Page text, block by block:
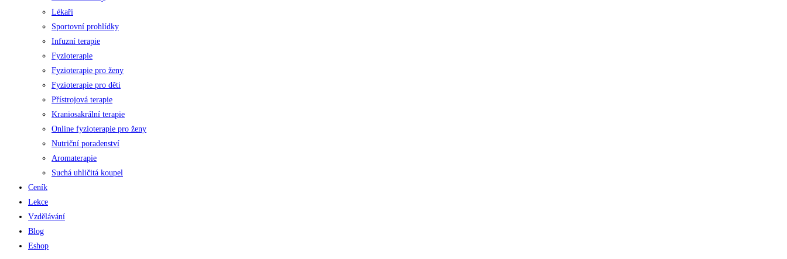
Lékaři
Sportovní prohlídky
Infuzní terapie
Fyzioterapie
Fyzioterapie pro ženy
Fyzioterapie pro děti
Přístrojová terapie
Kraniosakrální terapie
Online fyzioterapie pro ženy
Nutriční poradenství
Aromaterapie
Suchá uhličitá koupel
Ceník
Lekce
Vzdělávání
Blog
Eshop